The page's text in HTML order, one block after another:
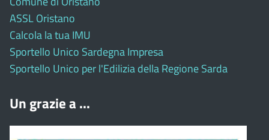
ASSL Oristano
Calcola la tua IMU
Sportello Unico Sardegna Impresa
Sportello Unico per l'Edilizia della Regione Sarda
Un grazie a ...